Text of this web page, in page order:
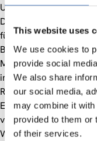
This website uses
We use cookies to
provide social
We also share
our social media,
may combine it with
provided to them or
of their services.
Unterstützung neuer
Dies gilt generell für
für die anstehenden
Beitrittskandidaten.
Möglichkeiten
im Rahmen der
Rahmenprogramms
Entwicklung kann sich
von Beginn an
Wissen mit Neuem